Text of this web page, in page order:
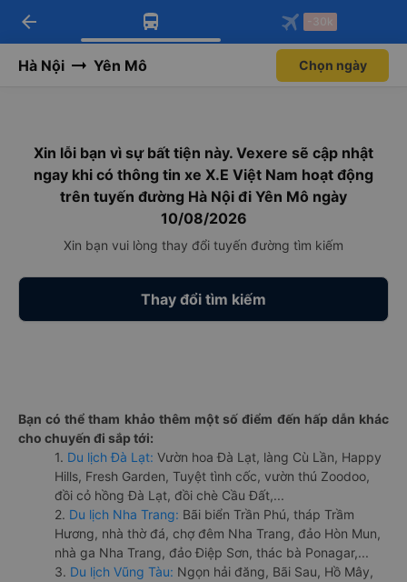
Tải app Vexere ngay!
Nhận ưu đãi thành viên độc
Mở app
Tải app Vexere
-30k/ghế khi đặt vé máy bay qua
Mở app
arrow_back -30k
Hà Nội Yên Mô Chọn ngày
Xin lỗi bạn vì sự bất tiện này. Vexere sẽ cập nhật
ngay khi có thông tin xe X.E Việt Nam hoạt động
trên tuyến đường Hà Nội đi Yên Mô ngày
10/08/2026
Xin bạn vui lòng thay đổi tuyến đường tìm kiếm
Thay đổi tìm kiếm
Bạn có thể tham khảo thêm một số điểm đến hấp dẫn khác
cho chuyến đi sắp tới:
1. Du lịch Đà Lạt: Vườn hoa Đà Lạt, làng Cù Lần, Happy
Hills, Fresh Garden, Tuyệt tình cốc, vườn thú Zoodoo,
đồi cỏ hồng Đà Lạt, đồi chè Cầu Đất,...
2. Du lịch Nha Trang: Bãi biển Trần Phú, tháp Trầm
Hương, nhà thờ đá, chợ đêm Nha Trang, đảo Hòn Mun,
nhà ga Nha Trang, đảo Điệp Sơn, thác bà Ponagar,...
3. Du lịch Vũng Tàu: Ngọn hải đăng, Bãi Sau, Hồ Mây,